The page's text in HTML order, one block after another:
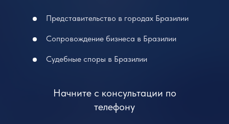
Судебные споры в Бразилии
Сопровождение бизнеса в Бразилии
Представительство в городах Бразилии
Начните с консультации по
телефону